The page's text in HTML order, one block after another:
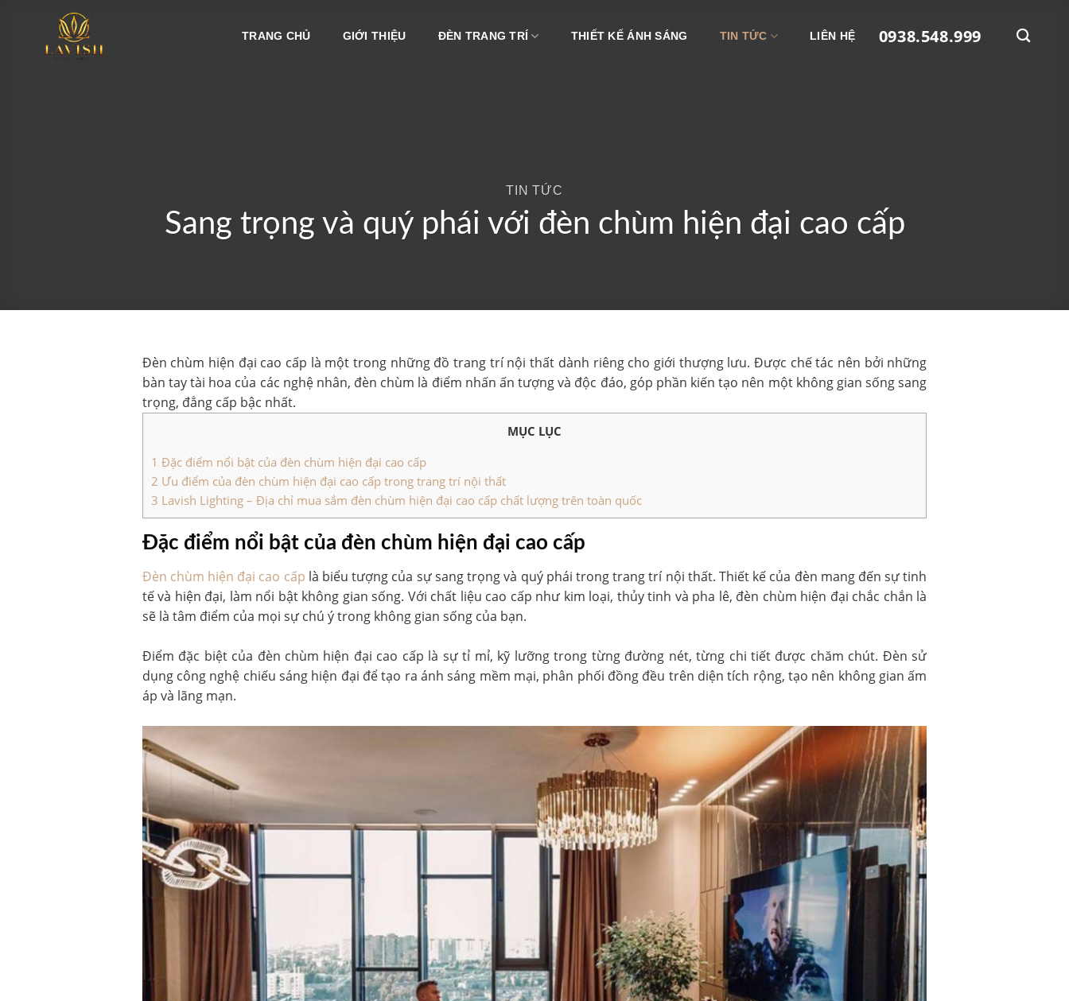
TRANG CHỦ GIỚI THIỆU ĐÈN TRANG TRÍ THIẾT KẾ ÁNH SÁNG TIN TỨC LIÊN HỆ 0938.548.999
TIN TỨC
Sang trọng và quý phái với đèn chùm hiện đại cao cấp
Đèn chùm hiện đại cao cấp là một trong những đồ trang trí nội thất dành riêng cho giới thượng lưu. Được chế tác nên bởi những
bàn tay tài hoa của các nghệ nhân, đèn chùm là điểm nhấn ấn tượng và độc đáo, góp phần kiến tạo nên một không gian sống sang
trọng, đẳng cấp bậc nhất.
MỤC LỤC
1 Đặc điểm nổi bật của đèn chùm hiện đại cao cấp
2 Ưu điểm của đèn chùm hiện đại cao cấp trong trang trí nội thất
3 Lavish Lighting – Địa chỉ mua sắm đèn chùm hiện đại cao cấp chất lượng trên toàn quốc
Đặc điểm nổi bật của đèn chùm hiện đại cao cấp
Đèn chùm hiện đại cao cấp là biểu tượng của sự sang trọng và quý phái trong trang trí nội thất. Thiết kế của đèn mang đến sự tinh
tế và hiện đại, làm nổi bật không gian sống. Với chất liệu cao cấp như kim loại, thủy tinh và pha lê, đèn chùm hiện đại chắc chắn là
sẽ là tâm điểm của mọi sự chú ý trong không gian sống của bạn.
Điểm đặc biệt của đèn chùm hiện đại cao cấp là sự tỉ mỉ, kỹ lưỡng trong từng đường nét, từng chi tiết được chăm chút. Đèn sử
dụng công nghệ chiếu sáng hiện đại để tạo ra ánh sáng mềm mại, phân phối đồng đều trên diện tích rộng, tạo nên không gian ấm
áp và lãng mạn.